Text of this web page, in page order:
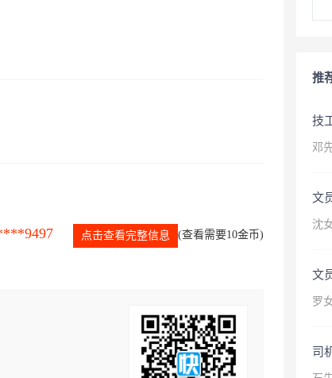
点击查看完整信息 (查看需要10金币)
推
技
邓
文
沈
文
罗
司